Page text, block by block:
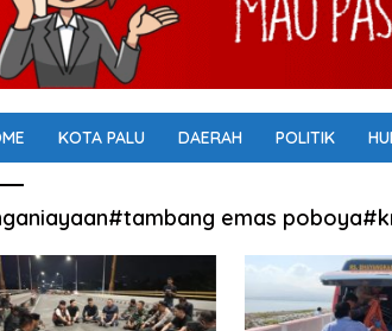
KOTA PALU DAERAH POLITIK
emas